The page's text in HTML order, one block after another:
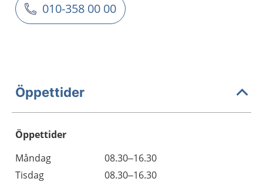
010-358 00 00
Öppettider
Öppettider
Dag
Öppettider
Kommentarer
Måndag
08.30–16.30
Tisdag
08.30–16.30